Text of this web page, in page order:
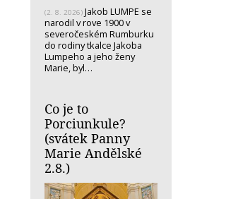
(2. 8. 2026) Jakob LUMPE se
narodil v rove 1900 v
severočeském Rumburku
do rodiny tkalce Jakoba
Lumpeho a jeho ženy
Marie, byl…
Co je to
Porciunkule?
(svátek Panny
Marie Andělské
2.8.)